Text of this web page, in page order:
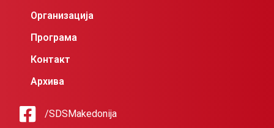
Организација
Програма
Контакт
Архива
/SDSMakedonija